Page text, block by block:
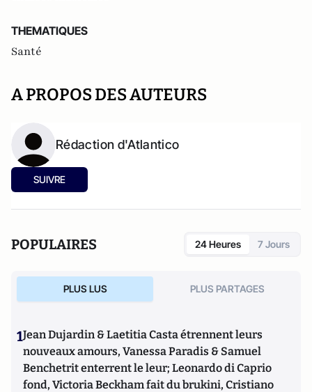
THEMATIQUES
Santé
A PROPOS DES AUTEURS
Rédaction d'Atlantico
SUIVRE
POPULAIRES 24 Heures 7 Jours
PLUS LUS PLUS PARTAGES
1Jean Dujardin & Laetitia Casta étrennent leurs
nouveaux amours, Vanessa Paradis & Samuel
Benchetrit enterrent le leur; Leonardo di Caprio
fond, Victoria Beckham fait du brukini, Cristiano